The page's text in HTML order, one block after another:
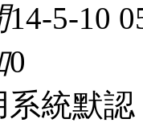
14-5-10
0
系統默認